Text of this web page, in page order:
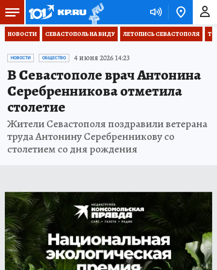
НОВОСТИ СЕВАСТОПОЛЬ НА ВИДУ ЛЕТОПИСЬ СЕВАСТОПОЛЯ
НОВОСТИ ОБЩЕСТВО 4 июня 2026 14:23
В Севастополе врач Антонина
Серебренникова отметила
столетие
Жители Севастополя поздравили ветерана
труда Антонину Серебренникову со
столетием со дня рождения